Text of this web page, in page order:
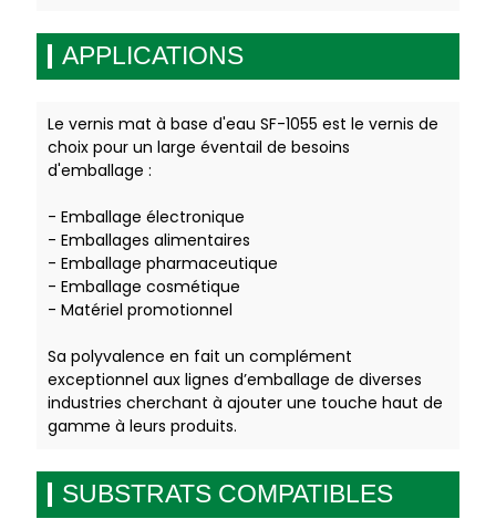
APPLICATIONS
Le vernis mat à base d'eau SF-1055 est le vernis de
choix pour un large éventail de besoins
d'emballage :
- Emballage électronique
- Emballages alimentaires
- Emballage pharmaceutique
- Emballage cosmétique
- Matériel promotionnel
Sa polyvalence en fait un complément
exceptionnel aux lignes d’emballage de diverses
industries cherchant à ajouter une touche haut de
gamme à leurs produits.
SUBSTRATS COMPATIBLES